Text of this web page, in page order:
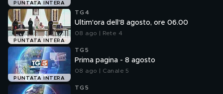
PUNTATA INTERA
PUNTATA INTERA
TG4
Ultim'ora dell'8 agosto, ore 06.00
08 ago | Rete 4
PUNTATA INTERA
TG5
Prima pagina - 8 agosto
08 ago | Canale 5
TG5